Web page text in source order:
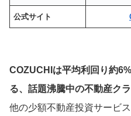
公式サイト
COZUCHIは平均利回り約
る、話題沸騰中の不動産ク
他の少額不動産投資サービ